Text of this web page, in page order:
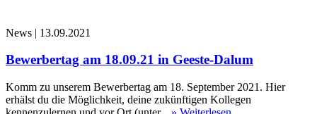
News | 13.09.2021
Bewerbertag am 18.09.21 in Geeste-Dalum
Komm zu unserem Bewerbertag am 18. September 2021. Hier
erhälst du die Möglichkeit, deine zukünftigen Kollegen